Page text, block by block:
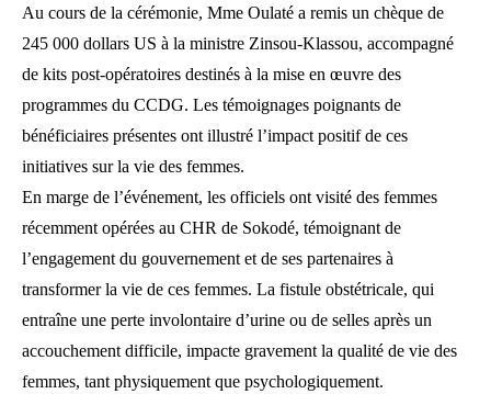
Au cours de la cérémonie, Mme Oulaté a remis un chèque de
245 000 dollars US à la ministre Zinsou-Klassou, accompagné
de kits post-opératoires destinés à la mise en œuvre des
programmes du CCDG. Les témoignages poignants de
bénéficiaires présentes ont illustré l’impact positif de ces
initiatives sur la vie des femmes.
En marge de l’événement, les officiels ont visité des femmes
récemment opérées au CHR de Sokodé, témoignant de
l’engagement du gouvernement et de ses partenaires à
transformer la vie de ces femmes. La fistule obstétricale, qui
entraîne une perte involontaire d’urine ou de selles après un
accouchement difficile, impacte gravement la qualité de vie des
femmes, tant physiquement que psychologiquement.